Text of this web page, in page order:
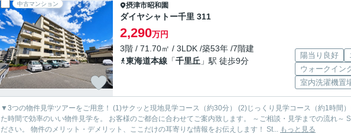
中古マンション 摂津市昭和園
ダイヤシャトー千里 311
2,290万円
3階 / 71.70㎡ / 3LDK /築53年 /7階建
東海道本線 「千里丘 」駅 徒歩9分
陽当り良好
ウォークイン
室内洗濯機置
▼3つの物件見学ツアーをご用意！ (1)サクッと現地見学コース（約30分） (2)じっくり見学コース（約1時間
た時間で効率のいい物件見学を。 お客様のご都合に合わせてご案内致します。 ～ご相談・見学までの流れ～ Step(1)：ご相談 まずはお気軽にご相談く
ださい。 物件のメリット・デメリット、ここだけの耳寄りな情報をお伝えします！ St... もっと見る